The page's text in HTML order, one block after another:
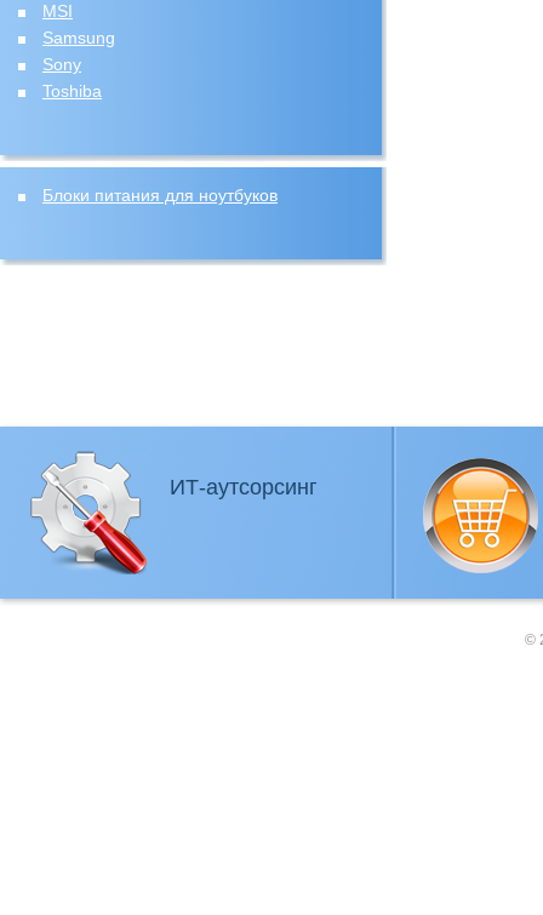
MSI
Samsung
Sony
Toshiba
Блоки питания для ноутбуков
ИТ-аутсорсинг
©